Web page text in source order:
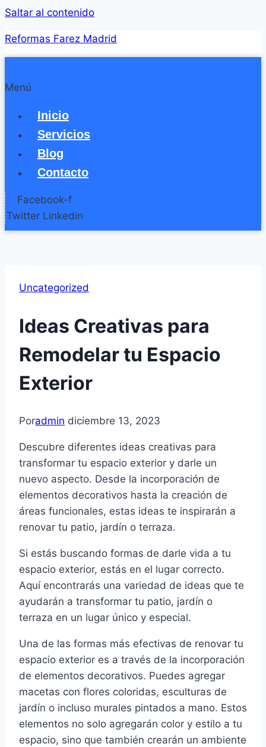
Saltar al contenido
Reformas Farez Madrid
Menú
Inicio
Servicios
Blog
Contacto
Facebook-f
Twitter Linkedin
Uncategorized
Ideas Creativas para
Remodelar tu Espacio
Exterior
Poradmin diciembre 13, 2023
Descubre diferentes ideas creativas para
transformar tu espacio exterior y darle un
nuevo aspecto. Desde la incorporación de
elementos decorativos hasta la creación de
áreas funcionales, estas ideas te inspirarán a
renovar tu patio, jardín o terraza.
Si estás buscando formas de darle vida a tu
espacio exterior, estás en el lugar correcto.
Aquí encontrarás una variedad de ideas que te
ayudarán a transformar tu patio, jardín o
terraza en un lugar único y especial.
Una de las formas más efectivas de renovar tu
espacio exterior es a través de la incorporación
de elementos decorativos. Puedes agregar
macetas con flores coloridas, esculturas de
jardín o incluso murales pintados a mano. Estos
elementos no solo agregarán color y estilo a tu
espacio, sino que también crearán un ambiente